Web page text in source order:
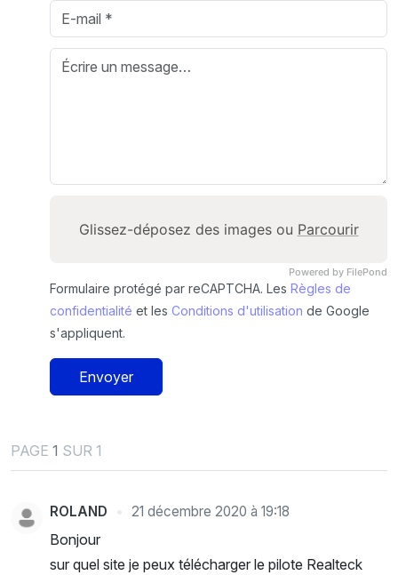
Powered by FilePond
Glissez-déposez des images ou Parcourir
Formulaire protégé par reCAPTCHA. Les Règles de
confidentialité et les Conditions d'utilisation de Google
s'appliquent.
Envoyer
PAGE 1 SUR 1
ROLAND 21 décembre 2020 à 19:18
Bonjour
sur quel site je peux télécharger le pilote Realteck